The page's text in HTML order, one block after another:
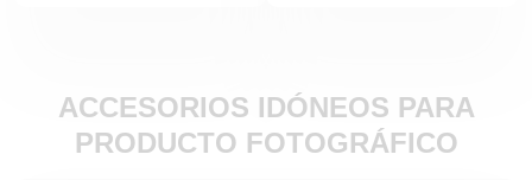
ACCESORIOS IDÓNEOS PARA
PRODUCTO FOTOGRÁFICO